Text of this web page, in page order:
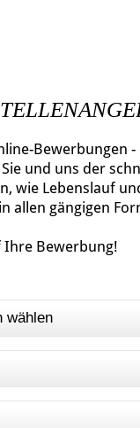
mich
Bewerbungen -
und uns der
wie Lebenslauf
allen gängigen
Bewerbung!
wählen